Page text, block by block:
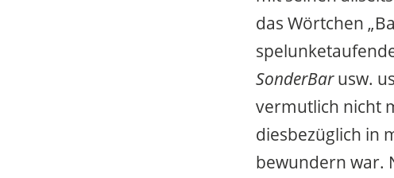
das Wörtchen
SonderBarusw.
vermutlich nicht
diesbezüglich in
bewundern war.